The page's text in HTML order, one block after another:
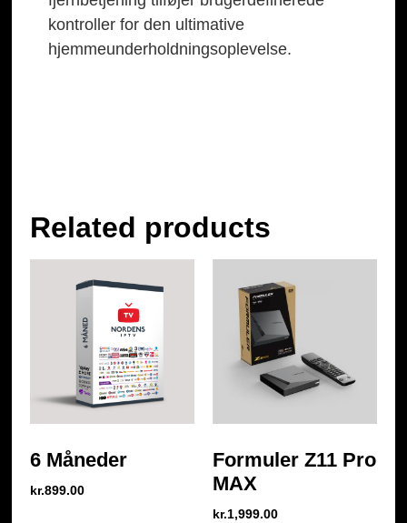
kontroller for den ultimative
hjemmeunderholdningsoplevelse.
Related products
6 Måneder
kr.899.00
Formuler Z11 Pro
MAX
kr.1,999.00